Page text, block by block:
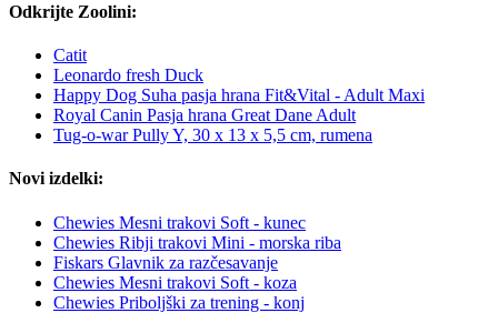
Odkrijte Zoolini:
Catit
Leonardo fresh Duck
Happy Dog Suha pasja hrana Fit&Vital - Adult Maxi
Royal Canin Pasja hrana Great Dane Adult
Tug-o-war Pully Y, 30 x 13 x 5,5 cm, rumena
Novi izdelki:
Chewies Mesni trakovi Soft - kunec
Chewies Ribji trakovi Mini - morska riba
Fiskars Glavnik za razčesavanje
Chewies Mesni trakovi Soft - koza
Chewies Priboljški za trening - konj